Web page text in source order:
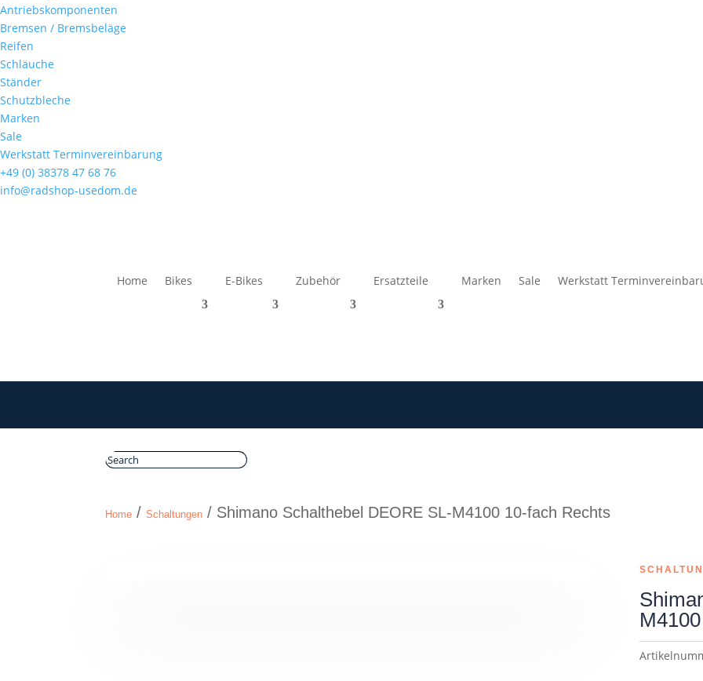
Antriebskomponenten
Bremsen / Bremsbeläge
Reifen
Schläuche
Ständer
Schutzbleche
Marken
Sale
Werkstatt Terminvereinbarung
+49 (0) 38378 47 68 76
info@radshop-usedom.de
Home Bikes E-Bikes Zubehör Ersatzteile Marken Sale Werkstatt
Home /Schaltungen / Shimano Schalthebel DEORE SL-M4100 10-fach Rechts